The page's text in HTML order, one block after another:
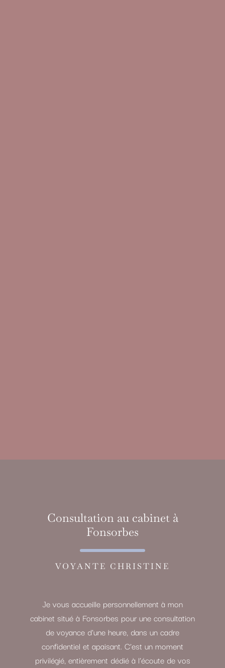
Consultation au cabinet à
Fonsorbes
VOYANTE CHRISTINE
Je vous accueille personnellement à mon
cabinet situé à Fonsorbes pour une consultation
de voyance d’une heure, dans un cadre
confidentiel et apaisant. C’est un moment
privilégié, entièrement dédié à l’écoute de vos